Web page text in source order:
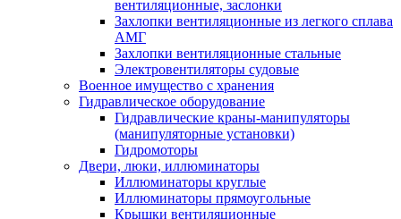
вентиляционные, заслонки
Захлопки вентиляционные из легкого сплава
АМГ
Захлопки вентиляционные стальные
Электровентиляторы судовые
Военное имущество с хранения
Гидравлическое оборудование
Гидравлические краны-манипуляторы
(манипуляторные установки)
Гидромоторы
Двери, люки, иллюминаторы
Иллюминаторы круглые
Иллюминаторы прямоугольные
Крышки вентиляционные